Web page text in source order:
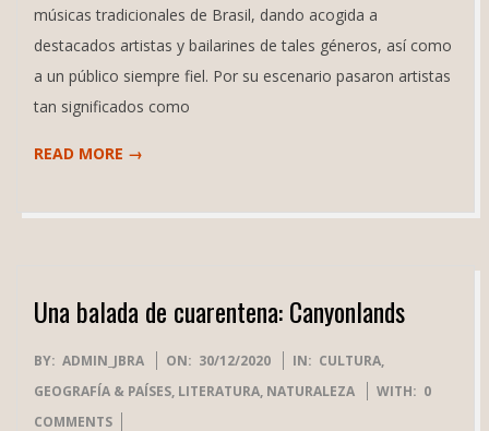
músicas tradicionales de Brasil, dando acogida a
destacados artistas y bailarines de tales géneros, así como
a un público siempre fiel. Por su escenario pasaron artistas
tan significados como
READ MORE →
Una balada de cuarentena: Canyonlands
2020-
12-
30
BY: ADMIN_JBRA ON: 30/12/2020 IN: CULTURA,
GEOGRAFÍA & PAÍSES, LITERATURA, NATURALEZA WITH: 0
COMMENTS